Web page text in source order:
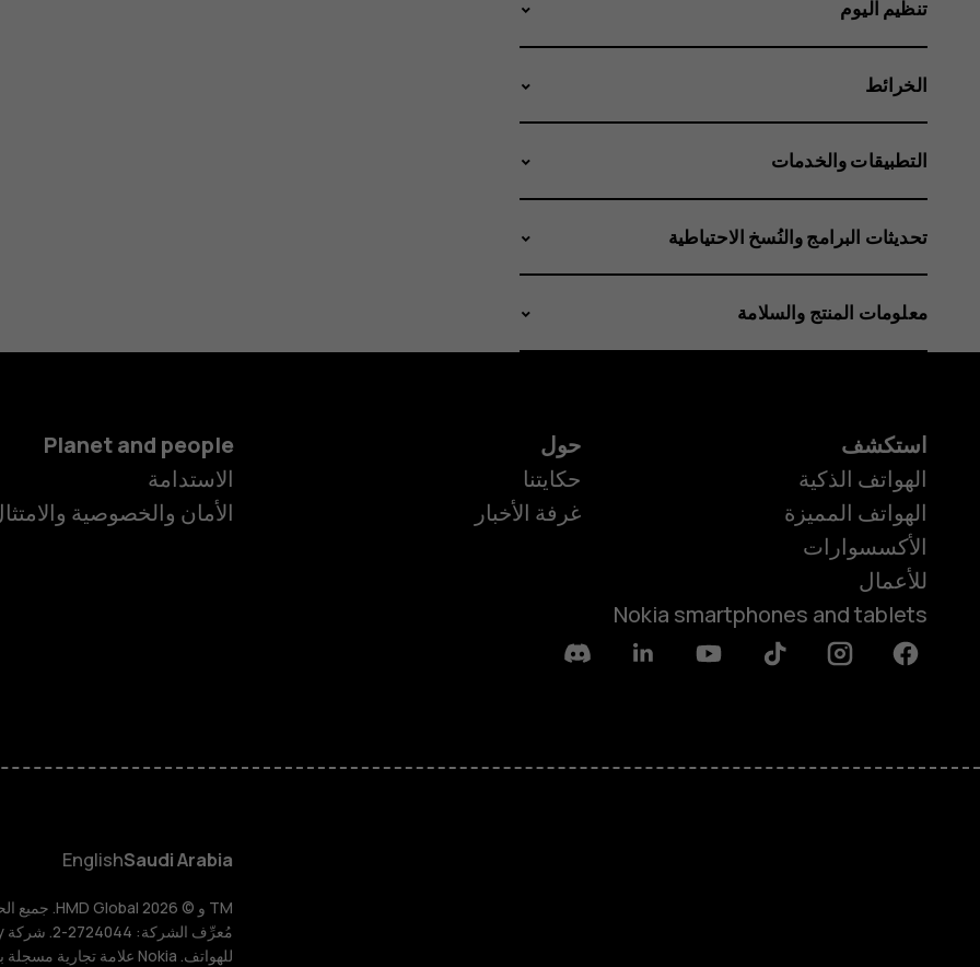
الهواتف الذكية
Terra M
HMD DUB
HMD Watch
تنظيم اليوم
الخرائط
التطبيقات والخدمات
تحديثات البرامج والنُسخ الاحتياطية
معلومات المنتج والسلامة
استكشف
الهواتف الذكية
الهواتف المميزة
الأكسسوارات
للأعمال
Nokia smartphones and tablets
حول
حكايتنا
غرفة الأخبار
Planet and people
الاستدامة
الأمان والخصوصية
Facebook
Instagram
Tiktok
Youtube
Linkedin
Discord
Saudi Arabia
English
للهواتف. Nokia علامة تجارية مسجلة باسم شركة Nokia Corporation.